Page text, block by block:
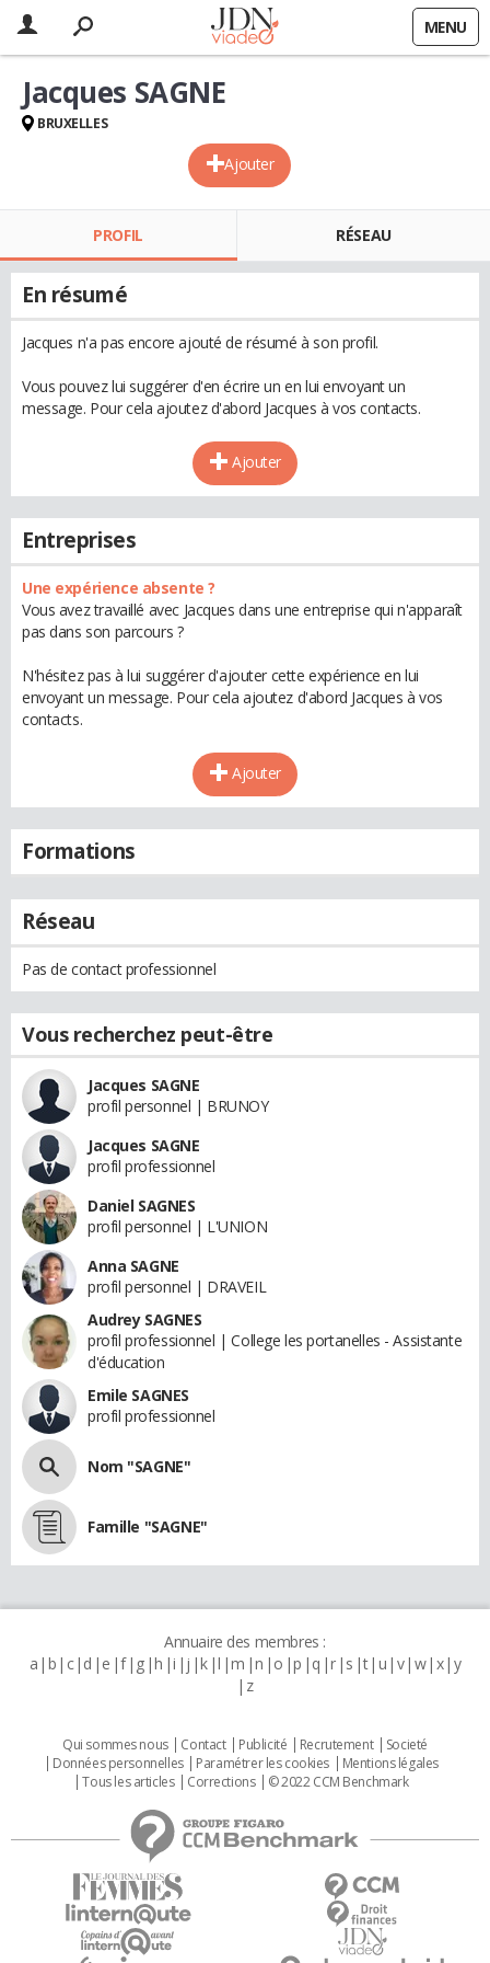
MENU
Ajouter
Jacques SAGNE
BRUXELLES
PROFIL RÉSEAU
En résumé
Jacques n'a pas encore ajouté de résumé à son profil.
Vous pouvez lui suggérer d'en écrire un en lui envoyant un
message. Pour cela ajoutez d'abord Jacques à vos contacts.
Ajouter
Entreprises
Une expérience absente ?
Vous avez travaillé avec Jacques dans une entreprise qui n'apparaît
pas dans son parcours ?
N'hésitez pas à lui suggérer d'ajouter cette expérience en lui
envoyant un message. Pour cela ajoutez d'abord Jacques à vos
contacts.
Ajouter
Formations
Réseau
Pas de contact professionnel
Vous recherchez peut-être
Jacques SAGNE
profil personnel | BRUNOY
Jacques SAGNE
profil professionnel
Daniel SAGNES
profil personnel | L'UNION
Anna SAGNE
profil personnel | DRAVEIL
Audrey SAGNES
profil professionnel | College les portanelles - Assistante
d'éducation
Emile SAGNES
profil professionnel
Nom "SAGNE"
Famille "SAGNE"
Annuaire des membres :
a b c d e f g h i j k l m n o p q r s t u v w x y
z
Qui sommes nous Contact Publicité Recrutement
Societé
Données personnelles
Paramétrer les cookies
Mentions légales
Tous les articles
Corrections © 2022 CCM Benchmark